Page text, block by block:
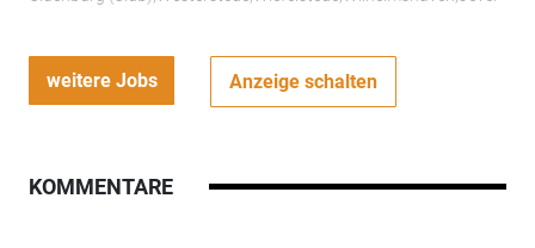
weitere Jobs Anzeige schalten
KOMMENTARE